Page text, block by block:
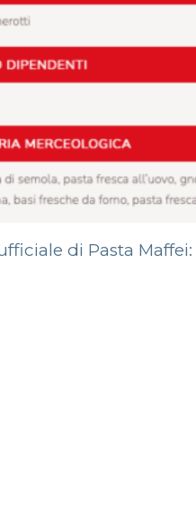
di Pasta Maffei: